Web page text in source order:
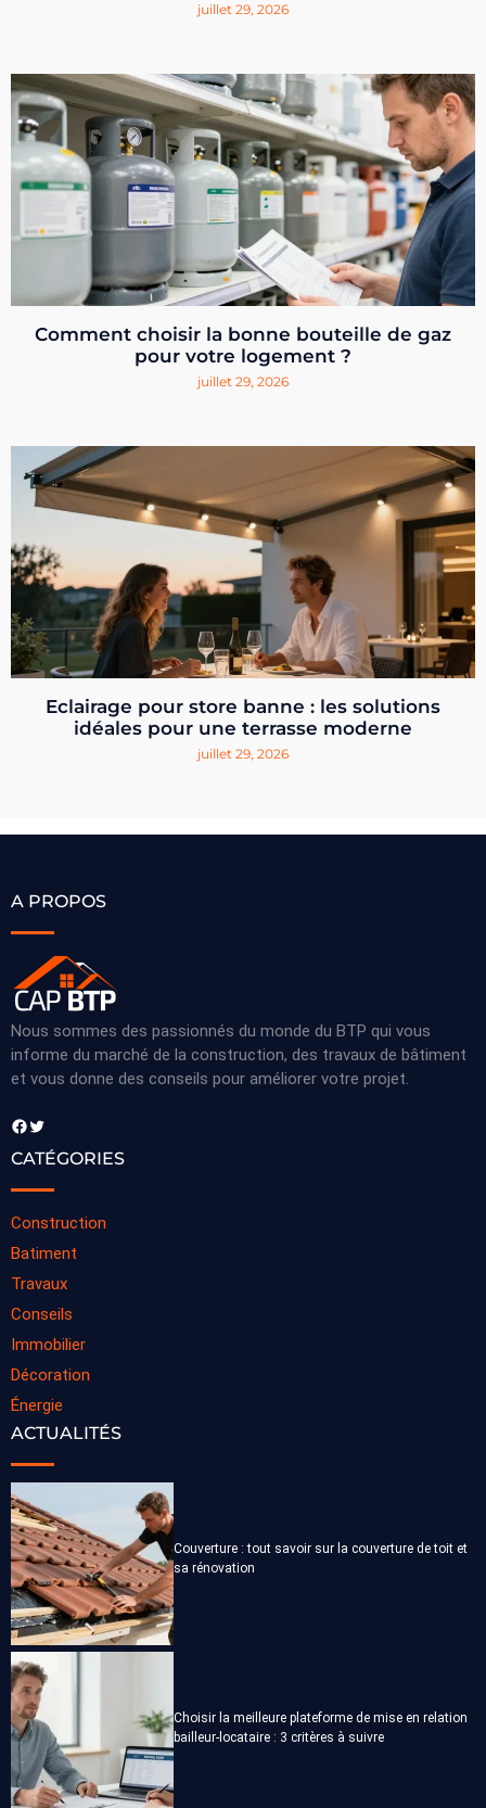
juillet 29, 2026
Comment choisir la bonne bouteille de gaz
pour votre logement ?
juillet 29, 2026
Eclairage pour store banne : les solutions
idéales pour une terrasse moderne
juillet 29, 2026
A PROPOS
Nous sommes des passionnés du monde du BTP qui vous
informe du marché de la construction, des travaux de bâtiment
et vous donne des conseils pour améliorer votre projet.
Facebook Twitter
CATÉGORIES
Construction
Batiment
Travaux
Conseils
Immobilier
Décoration
Énergie
ACTUALITÉS
Couverture : tout savoir sur la couverture de toit et
sa rénovation
Choisir la meilleure plateforme de mise en relation
bailleur-locataire : 3 critères à suivre